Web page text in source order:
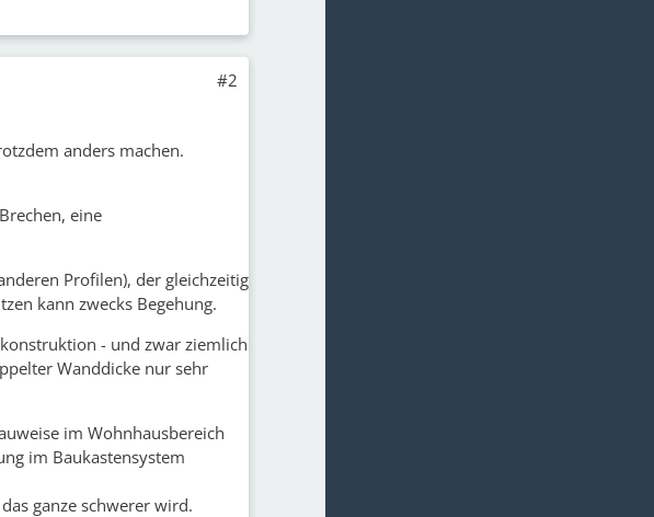
#2
anders machen.
eine
Profilen), der gleichzeitig
kann zwecks Begehung.
- und zwar ziemlich
Wanddicke nur sehr
im Wohnhausbereich
im Baukastensystem
ganze schwerer wird.